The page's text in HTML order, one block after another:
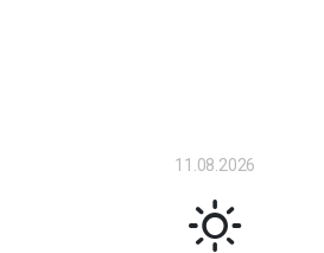
11.08.2026